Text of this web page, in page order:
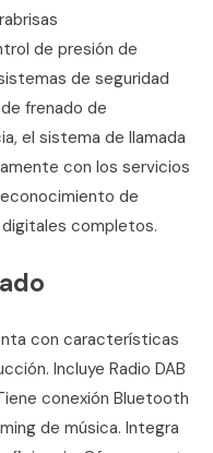
de presión de
de seguridad
frenado de
el sistema de llamada
con los servicios
de
completos.
con características
Incluye Radio DAB
conexión Bluetooth
de música. Integra